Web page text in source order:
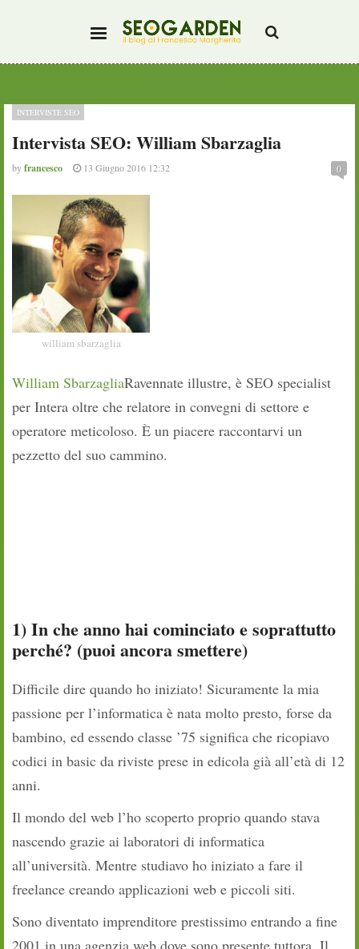
Intervista SEO: William Sbarzaglia
INTERVISTE SEO
byfrancesco 13 Giugno 2016 12:32 0
william sbarzaglia
William SbarzagliaRavennate illustre, è SEO specialist
per Intera oltre che relatore in convegni di settore e
operatore meticoloso. È un piacere raccontarvi un
pezzetto del suo cammino.
1) In che anno hai cominciato e soprattutto
perché? (puoi ancora smettere)
Difficile dire quando ho iniziato! Sicuramente la mia
passione per l’informatica è nata molto presto, forse da
bambino, ed essendo classe ’75 significa che ricopiavo
codici in basic da riviste prese in edicola già all’età di 12
anni.
Il mondo del web l’ho scoperto proprio quando stava
nascendo grazie ai laboratori di informatica
all’università. Mentre studiavo ho iniziato a fare il
freelance creando applicazioni web e piccoli siti.
Sono diventato imprenditore prestissimo entrando a fine
2001 in una agenzia web dove sono presente tuttora. Il